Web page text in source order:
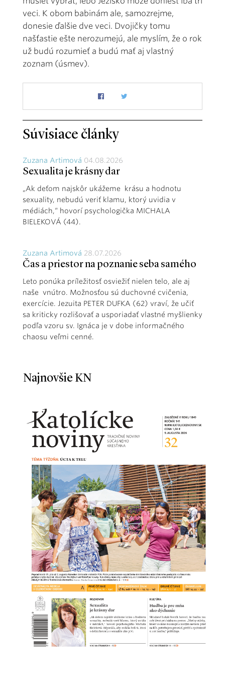
veci. K obom babinám ale, samozrejme,
donesie ďalšie dve veci. Dvojičky tomu
našťastie ešte nerozumejú, ale myslím, že o rok
už budú rozumieť a budú mať aj vlastný
zoznam (úsmev).
Súvisiace články
Zuzana Artimová 04.08.2026
Sexualita je krásny dar
„Ak deťom najskôr ukážeme krásu a hodnotu
sexuality, nebudú veriť klamu, ktorý uvidia v
médiách,“ hovorí psychologička MICHALA
BIELEKOVÁ (44).
Zuzana Artimová 28.07.2026
Čas a priestor na poznanie seba samého
Leto ponúka príležitosť osviežiť nielen telo, ale aj
naše vnútro. Možnosťou sú duchovné cvičenia,
exercície. Jezuita PETER DUFKA (62) vraví, že učiť
sa kriticky rozlišovať a usporiadať vlastné myšlienky
podľa vzoru sv. Ignáca je v dobe informačného
chaosu veľmi cenné.
Najnovšie KN